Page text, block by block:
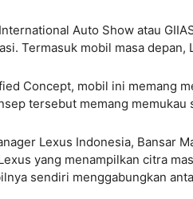
Auto Show atau
Termasuk mobil masa
Concept, mobil ini memang
tersebut memang memukau
Lexus Indonesia, Bansar
yang menampilkan citra
sendiri menggabungkan